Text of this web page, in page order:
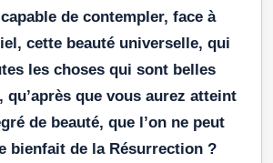
de contempler, face à
cette beauté universelle, qui
les choses qui sont belles
qu’après que vous aurez atteint
de beauté, que l’on ne peut
bienfait de la Résurrection ?